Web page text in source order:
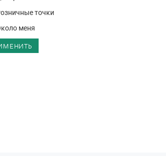
точки
меня